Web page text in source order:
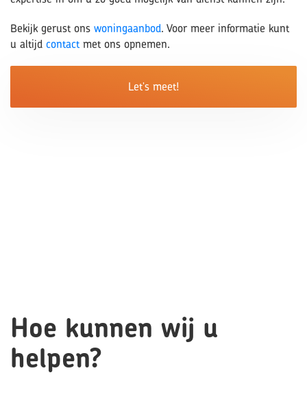
Bekijk gerust ons woningaanbod. Voor meer informatie kunt
u altijd contactmet ons opnemen.
Let's meet!
Hoe kunnen wij u
helpen?